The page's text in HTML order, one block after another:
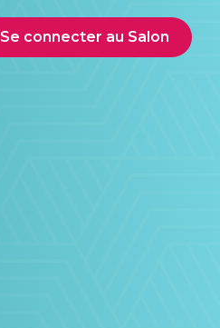
Se connecter au Salon